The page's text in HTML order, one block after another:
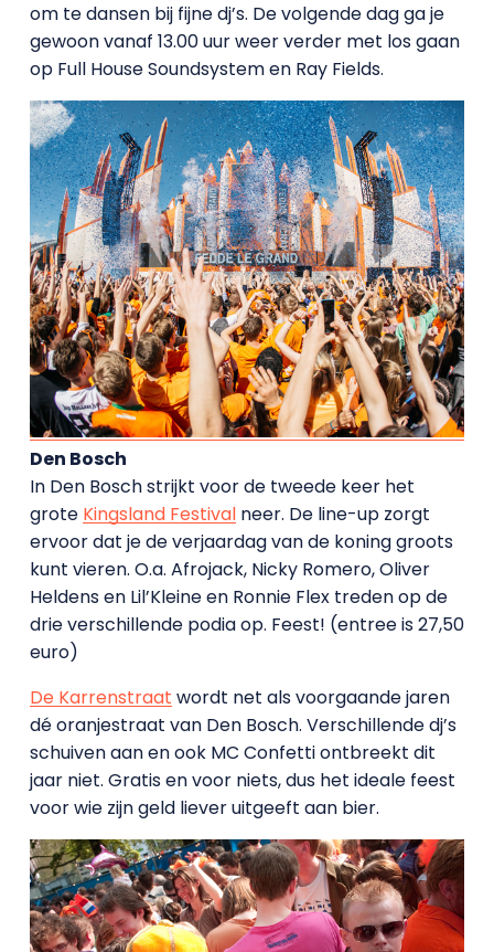
om te dansen bij fijne dj’s. De volgende dag ga je
gewoon vanaf 13.00 uur weer verder met los gaan
op Full House Soundsystem en Ray Fields.
Den Bosch
In Den Bosch strijkt voor de tweede keer het
grote Kingsland Festivalneer. De line-up zorgt
ervoor dat je de verjaardag van de koning groots
kunt vieren. O.a. Afrojack, Nicky Romero, Oliver
Heldens en Lil’Kleine en Ronnie Flex treden op de
drie verschillende podia op. Feest! (entree is 27,50
euro)
De Karrenstraat wordt net als voorgaande jaren
dé oranjestraat van Den Bosch. Verschillende dj’s
schuiven aan en ook MC Confetti ontbreekt dit
jaar niet. Gratis en voor niets, dus het ideale feest
voor wie zijn geld liever uitgeeft aan bier.